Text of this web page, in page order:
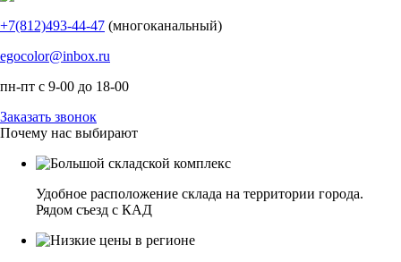
+7(812)493-44-47 (многоканальный)
egocolor@inbox.ru
пн-пт с 9-00 до 18-00
Заказать звонок
Почему нас выбирают
Удобное расположение склада на территории города.
Рядом съезд с КАД